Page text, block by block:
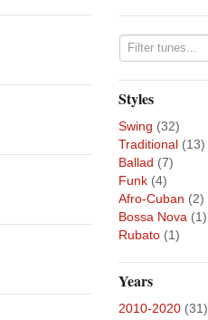
Styles
Swing (32)
Traditional (13)
Ballad (7)
Funk (4)
Afro-Cuban (2)
Bossa Nova (1)
Rubato (1)
Years
2010-2020 (31)